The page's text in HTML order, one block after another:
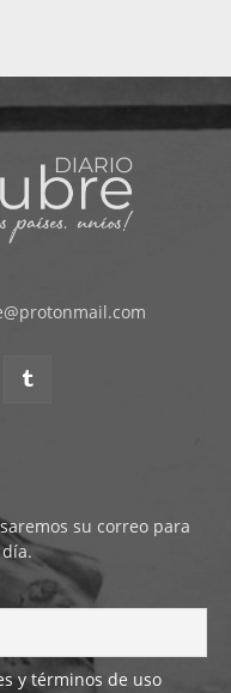
su correo para
y términos de uso